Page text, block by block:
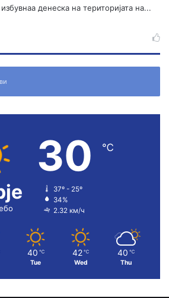
денеска на територијата на...
30 ℃
37º - 25º
34%
2.32 км/ч
40 ℃
Tue
42 ℃
Wed
40 ℃
Thu